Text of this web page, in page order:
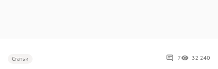
Статьи 7 32 240